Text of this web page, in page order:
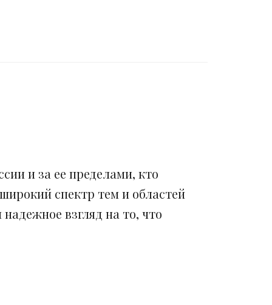
и за ее пределами, кто
спектр тем и областей
взгляд на то, что